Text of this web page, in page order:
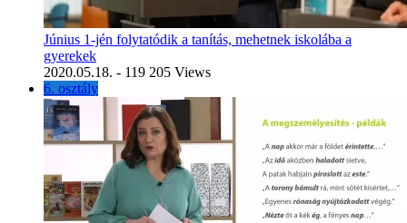
Június 1-jén folytatódik a tanítás, mehetnek iskolába a
gyerekek
2020.05.18. - 119 205 Views
6. osztály